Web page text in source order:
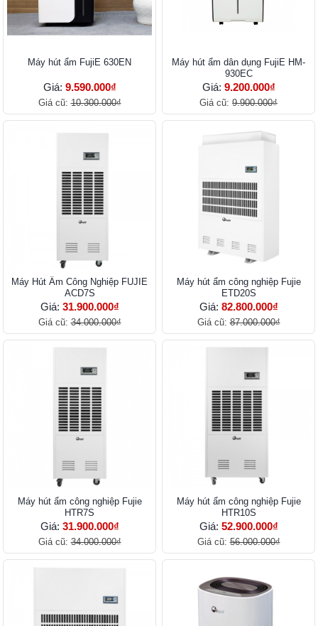
Máy hút ẩm FujiE 630EN
Giá: 9.590.000₫
Giá cũ:10.300.000₫
Máy hút ẩm dân dụng FujiE HM-
930EC
Giá: 9.200.000₫
Giá cũ: 9.900.000₫
Máy Hút Ẩm Công Nghiệp FUJIE
ACD7S
Giá: 31.900.000₫
Giá cũ:34.000.000₫
Máy hút ẩm công nghiệp Fujie
ETD20S
Giá: 82.800.000₫
Giá cũ:87.000.000₫
Máy hút ẩm công nghiệp Fujie
HTR7S
Giá: 31.900.000₫
Giá cũ:34.000.000₫
Máy hút ẩm công nghiệp Fujie
HTR10S
Giá: 52.900.000₫
Giá cũ:56.000.000₫